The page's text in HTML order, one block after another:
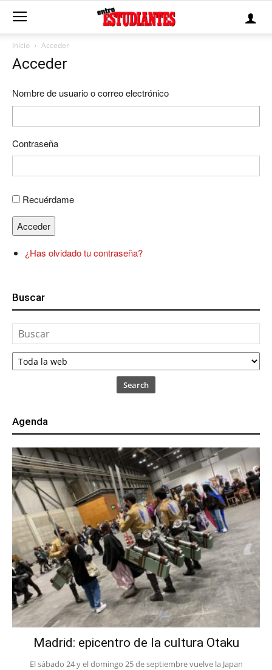
Inicio Acceder
Acceder
Nombre de usuario o correo electrónico
Contraseña
Recuérdame
Acceder
¿Has olvidado tu contraseña?
Buscar
Search
Agenda
Madrid: epicentro de la cultura Otaku
El sábado 24 y el domingo 25 de septiembre vuelve la Japan